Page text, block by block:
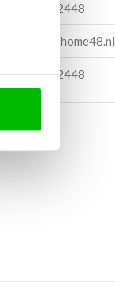
085 060 2448
support@home48.nl
085 060 2448